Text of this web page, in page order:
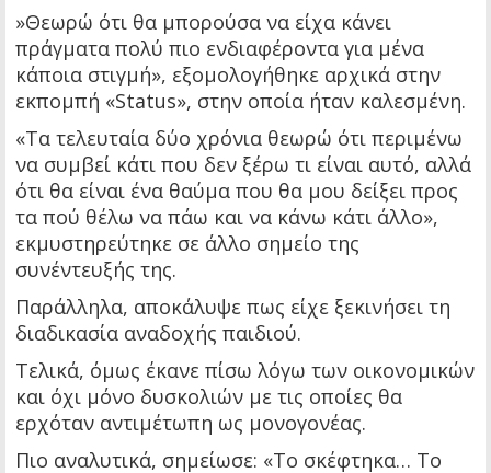
»Θεωρώ ότι θα μπορούσα να είχα κάνει
πράγματα πολύ πιο ενδιαφέροντα για μένα
κάποια στιγμή», εξομολογήθηκε αρχικά στην
εκπομπή «Status», στην οποία ήταν καλεσμένη.
«Τα τελευταία δύο χρόνια θεωρώ ότι περιμένω
να συμβεί κάτι που δεν ξέρω τι είναι αυτό, αλλά
ότι θα είναι ένα θαύμα που θα μου δείξει προς
τα πού θέλω να πάω και να κάνω κάτι άλλο»,
εκμυστηρεύτηκε σε άλλο σημείο της
συνέντευξής της.
Παράλληλα, αποκάλυψε πως είχε ξεκινήσει τη
διαδικασία αναδοχής παιδιού.
Τελικά, όμως έκανε πίσω λόγω των οικονομικών
και όχι μόνο δυσκολιών με τις οποίες θα
ερχόταν αντιμέτωπη ως μονογονέας.
Πιο αναλυτικά, σημείωσε: «Το σκέφτηκα… Το